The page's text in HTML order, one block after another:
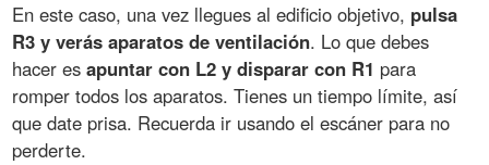
En este caso, una vez llegues al edificio objetivo, pulsa
R3 y verás aparatos de ventilación. Lo que debes
hacer esapuntar con L2 y disparar con R1 para
romper todos los aparatos. Tienes un tiempo límite, así
que date prisa. Recuerda ir usando el escáner para no
perderte.